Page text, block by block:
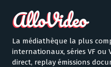
La médiathèque la plus
internationaux, séries VF ou
direct, replay émissions